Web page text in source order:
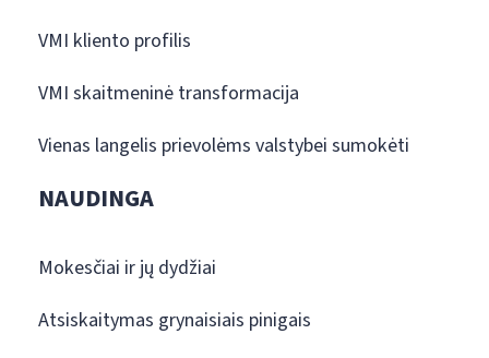
VMI kliento profilis
VMI skaitmeninė transformacija
Vienas langelis prievolėms valstybei sumokėti
NAUDINGA
Mokesčiai ir jų dydžiai
Atsiskaitymas grynaisiais pinigais